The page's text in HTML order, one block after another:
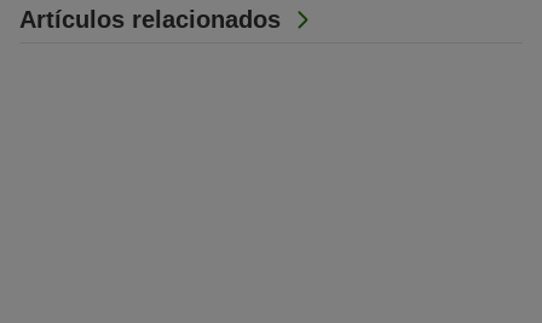
Artículos relacionados